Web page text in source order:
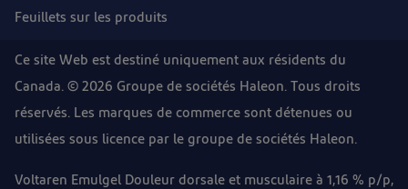
Feuillets sur les produits
Ce site Web est destiné uniquement aux résidents du
Canada. © 2026 Groupe de sociétés Haleon. Tous droits
réservés. Les marques de commerce sont détenues ou
utilisées sous licence par le groupe de sociétés Haleon.
Voltaren Emulgel Douleur dorsale et musculaire à 1,16 % p/p,